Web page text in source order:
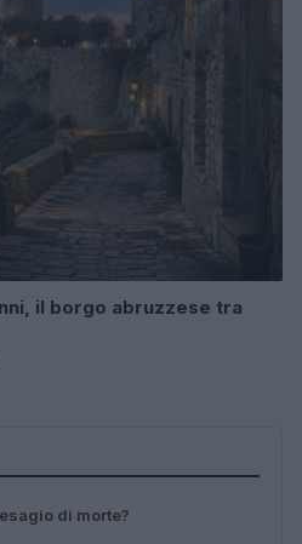
il borgo abruzzese tra
di morte?